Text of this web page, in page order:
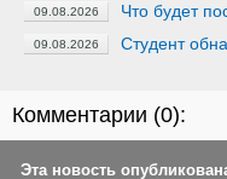
09.08.2026 Что будет
09.08.2026 Студент
Комментарии (0):
Эта новость